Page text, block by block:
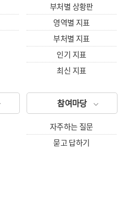
부처별 상황판
영역별 지표
부처별 지표
인기 지표
최신 지표
참여마당
자주하는 질문
묻고 답하기